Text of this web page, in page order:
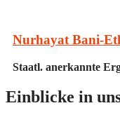
Nurhayat Bani-
Staatl. anerkannte
Einblicke in